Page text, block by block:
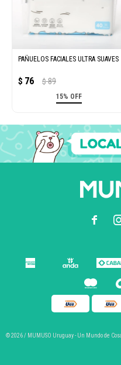
PAÑUELOS FACIALES ULTRA SUAVES
$ 76 $ 89
15% OFF

© 2026 / MUMUSO Uruguay - Un Mundo de